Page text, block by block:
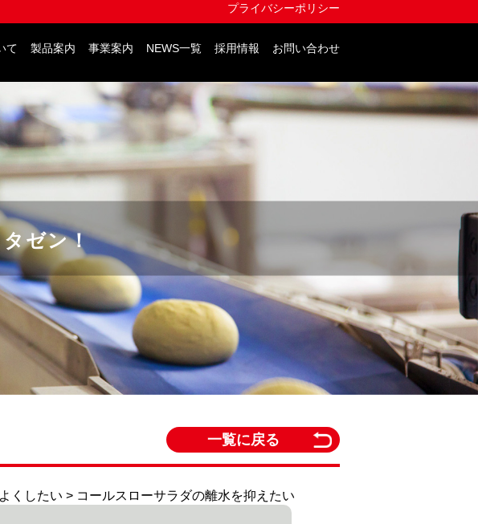
て 製品案内 事業案内 NEWS一覧 採用情報 お問い合わせ
プライバシーポリシー
ゼン！
一覧に戻る
くしたい > コールスローサラダの離水を抑えたい